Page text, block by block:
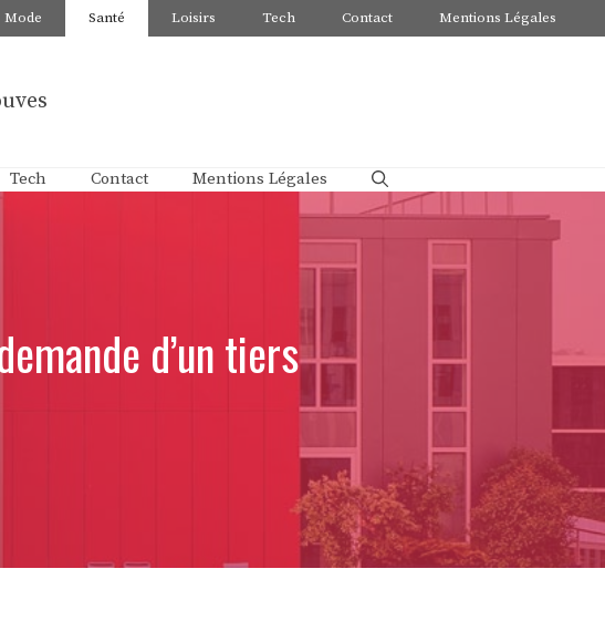
Mode Santé Loisirs Tech Contact Mentions Légales
Tech Contact Mentions Légales
d’un tiers